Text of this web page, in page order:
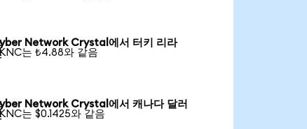
Network Crystal에서 터키 리라
KNC는 ₺4.88와 같음
Network Crystal에서 캐나다 달러
는 $0.1425와 같음